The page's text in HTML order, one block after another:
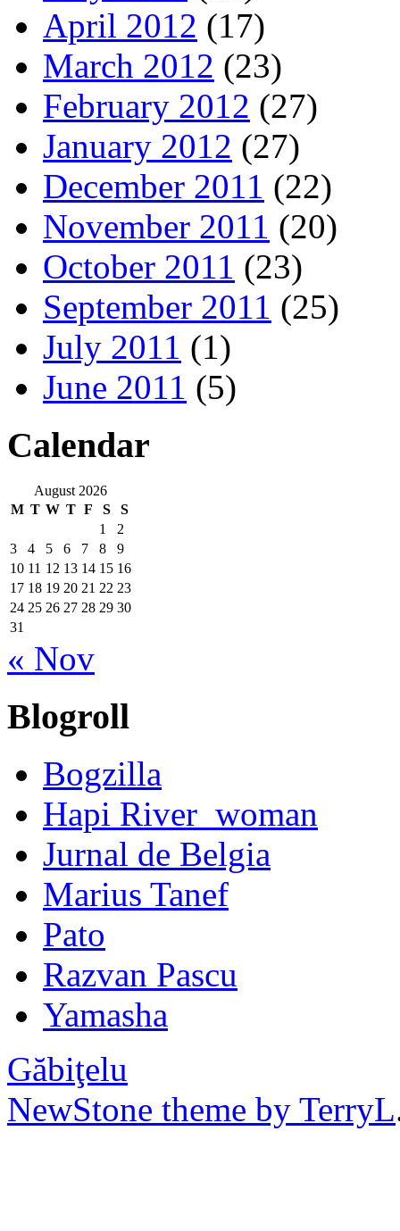
April 2012 (17)
March 2012 (23)
February 2012 (27)
January 2012 (27)
December 2011 (22)
November 2011 (20)
October 2011 (23)
September 2011 (25)
July 2011 (1)
June 2011 (5)
Calendar
August 2026
M T W T F S
S
1
2
3
4 5 6 7 8
9
10 11 12 13 14 15 16
17 18 19 20 21 22 23
24 25 26 27 28 29 30
31
« Nov
Blogroll
Bogzilla
Hapi River_woman
Jurnal de Belgia
Marius Tanef
Pato
Razvan Pascu
Yamasha
Găbiţelu
NewStone theme by TerryL